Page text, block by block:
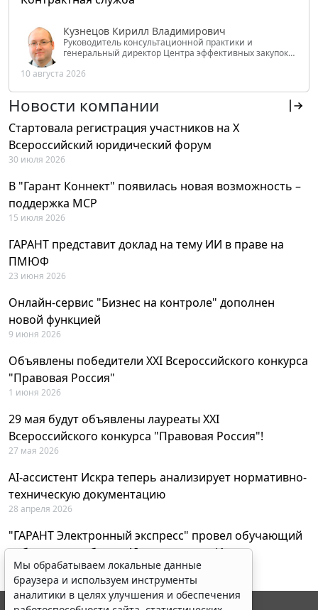
Кузнецов Кирилл Владимирович
Руководитель консультационной практики и
генеральный директор Центра эффективных закупок
РФ
10 августа 2026
Новости компании
Стартовала регистрация участников на X
Всероссийский юридический форум
30 июля 2026
В "Гарант Коннект" появилась новая возможность –
поддержка MCP
15 июля 2026
ГАРАНТ представит доклад на тему ИИ в праве на
ПМЮФ
23 июня 2026
Онлайн-сервис "Бизнес на контроле" дополнен
новой функцией
9 июня 2026
Объявлены победители XXI Всероссийского конкурса
"Правовая Россия"
1 июня 2026
29 мая будут объявлены лауреаты XXI
Всероссийского конкурса "Правовая Россия"!
27 мая 2026
AI-ассистент Искра теперь анализирует нормативно-
техническую документацию
28 апреля 2026
"ГАРАНТ Электронный экспресс" провел обучающий
вебинар по работе с AI-ассистентом Искра
23 апреля 2026
Мы обрабатываем локальные данные
браузера и используем инструменты
аналитики в целях улучшения и обеспечения